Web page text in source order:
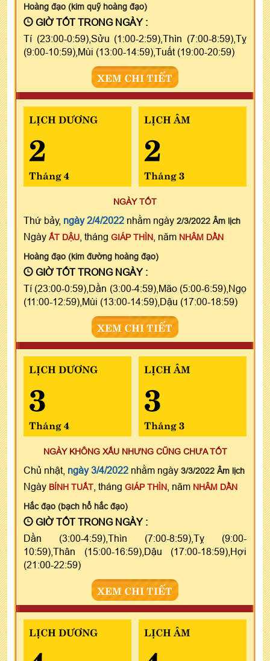
Hoàng đạo (kim quỹ hoàng đạo)
GIỜ TỐT TRONG NGÀY :
Tí (23:00-0:59),Sửu (1:00-2:59),Thìn (7:00-8:59),Tỵ
(9:00-10:59),Mùi (13:00-14:59),Tuất (19:00-20:59)
XEM CHI TIẾT
LỊCH DƯƠNG
2
Tháng 4
LỊCH ÂM
2
Tháng 3
NGÀY TỐT
Thứ bảy, ngày 2/4/2022 nhằm ngày 2/3/2022 Âm lịch
Ngày ẤT DẬU , tháng GIÁP THÌN , năm NHÂM DẦN
Hoàng đạo (kim đường hoàng đạo)
GIỜ TỐT TRONG NGÀY :
Tí (23:00-0:59),Dần (3:00-4:59),Mão (5:00-6:59),Ngọ
(11:00-12:59),Mùi (13:00-14:59),Dậu (17:00-18:59)
XEM CHI TIẾT
LỊCH DƯƠNG
3
Tháng 4
LỊCH ÂM
3
Tháng 3
NGÀY KHÔNG XẤU NHƯNG CŨNG CHƯA TỐT
Chủ nhật, ngày 3/4/2022 nhằm ngày 3/3/2022 Âm lịch
Ngày BÍNH TUẤT , tháng GIÁP THÌN , năm NHÂM DẦN
Hắc đạo (bạch hổ hắc đạo)
GIỜ TỐT TRONG NGÀY :
Dần (3:00-4:59),Thìn (7:00-8:59),Tỵ (9:00-
10:59),Thân (15:00-16:59),Dậu (17:00-18:59),Hợi
(21:00-22:59)
XEM CHI TIẾT
LỊCH DƯƠNG LỊCH ÂM